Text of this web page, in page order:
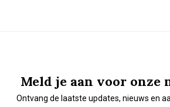
Meld je aan voor onze
Ontvang de laatste updates, nieuws en